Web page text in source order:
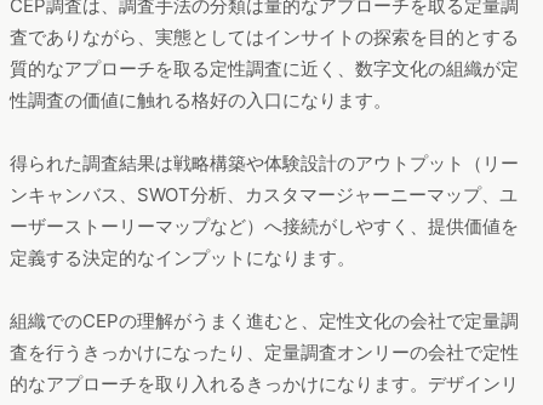
CEP調査を行うと、商品が使用される生活シーンや利用を促進
するプロダクトの機能・特典が何かの情報を得られます。消費
者の生活感・景況感・人生観を踏まえて、ユーザー目線で導き
出したカテゴリー戦略を立てることが可能です。
実務では新規事業や領域強化のアイデア探索シーンで真価を発
揮します。こうしたシーンでは独自性の追求が第一の与件に上
がりますが、CEP調査ではユーザー目線の新奇性を確保してそ
れを基調に独自のポジショニングを設定できます。
組織の既存活動やアセットをベースにしていると思考の制約が
ついて回りますが、CEPは既にユーザーにフィットしているア
イデアを吸収するアプローチを取るので、プロジェクト展開時